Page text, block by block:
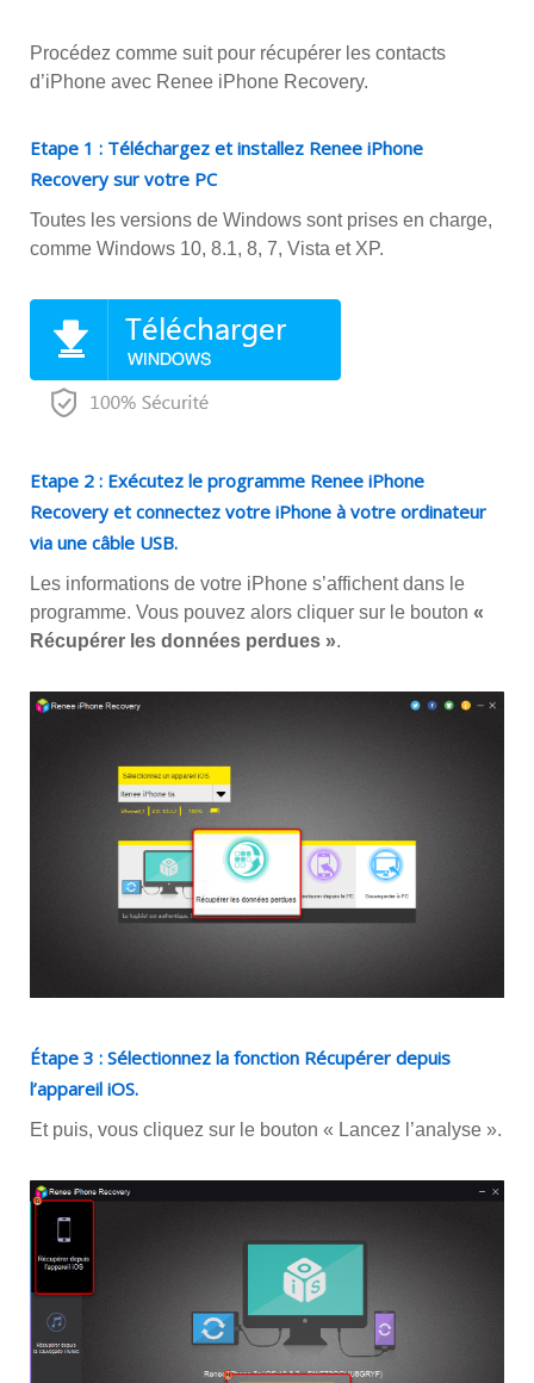
Procédez comme suit pour récupérer les contacts
d’iPhone avec Renee iPhone Recovery.
Etape 1 : Téléchargez et installez Renee iPhone
Recovery sur votre PC
Toutes les versions de Windows sont prises en charge,
comme Windows 10, 8.1, 8, 7, Vista et XP.
Etape 2 : Exécutez le programme Renee iPhone
Recovery et connectez votre iPhone à votre ordinateur
via une câble USB.
Les informations de votre iPhone s’affichent dans le
programme. Vous pouvez alors cliquer sur le bouton «
Récupérer les données perdues ».
Étape 3 : Sélectionnez la fonction Récupérer depuis
l’appareil iOS.
Et puis, vous cliquez sur le bouton « Lancez l’analyse ».